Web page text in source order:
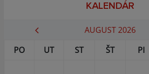
KALENDÁR
AUGUST 2026
PO
UT ST ŠT PI